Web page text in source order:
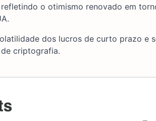
o otimismo renovado em
dos lucros de curto prazo e
criptografia.